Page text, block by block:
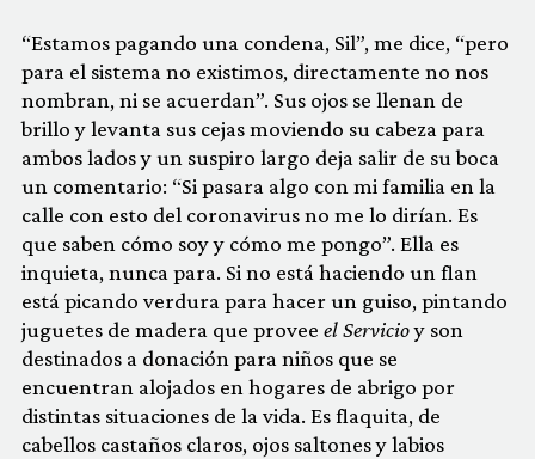
“Estamos pagando una condena, Sil”, me dice, “pero
para el sistema no existimos, directamente no nos
nombran, ni se acuerdan”. Sus ojos se llenan de
brillo y levanta sus cejas moviendo su cabeza para
ambos lados y un suspiro largo deja salir de su boca
un comentario: “Si pasara algo con mi familia en la
calle con esto del coronavirus no me lo dirían. Es
que saben cómo soy y cómo me pongo”. Ella es
inquieta, nunca para. Si no está haciendo un flan
está picando verdura para hacer un guiso, pintando
juguetes de madera que provee el Servicioy son
destinados a donación para niños que se
encuentran alojados en hogares de abrigo por
distintas situaciones de la vida. Es flaquita, de
cabellos castaños claros, ojos saltones y labios